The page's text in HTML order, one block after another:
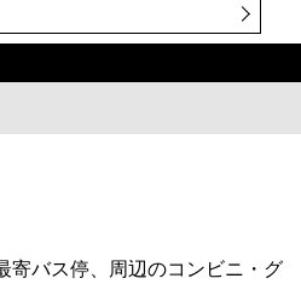
寄バス停、周辺のコンビニ・グ